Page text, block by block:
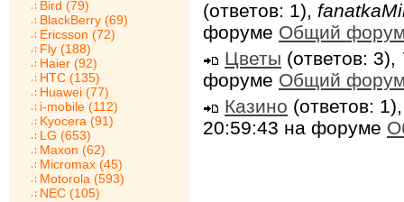
Bird (79)
BlackBerry (69)
Ericsson (72)
Fly (188)
Haier (92)
HTC (135)
Huawei (77)
i-mobile (112)
Kyocera (91)
LG (653)
Maxon (62)
Micromax (45)
Motorola (593)
NEC (105)
(ответов: 1),
форуме Общий
Цветы (ответов: 3),
форуме Общий
Казино (ответов:
20:59:43 на форуме